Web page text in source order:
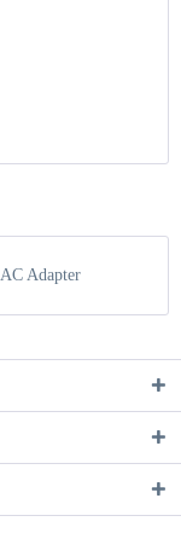
AC Adapter